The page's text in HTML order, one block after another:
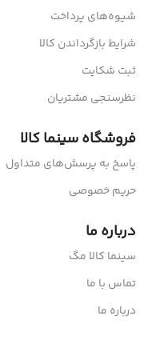
شیوه‌های پرداخت
شرایط بازگرداندن کالا
ثبت شکایت
نظرسنجی مشتریان
فروشگاه سینما کالا
پاسخ به پرسش‌های متداول
حریم خصوصی
درباره ما
سینما کالا مگ
تماس با ما
درباره ما